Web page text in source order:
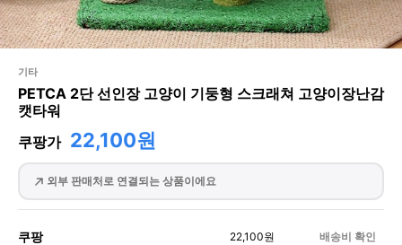
기타
PETCA 2단 선인장 고양이 기둥형 스크래쳐 고양이장난감
캣타워
쿠팡가 22,100원
외부 판매처로 연결되는 상품이에요
쿠팡 22,100원 배송비 확인